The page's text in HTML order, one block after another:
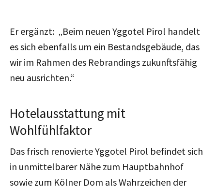
Er ergänzt: „Beim neuen Yggotel Pirol handelt
es sich ebenfalls um ein Bestandsgebäude, das
wir im Rahmen des Rebrandings zukunftsfähig
neu ausrichten.“
Hotelausstattung mit
Wohlfühlfaktor
Das frisch renovierte Yggotel Pirol befindet sich
in unmittelbarer Nähe zum Hauptbahnhof
sowie zum Kölner Dom als Wahrzeichen der